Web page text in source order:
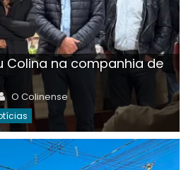
Colina na companhia de
Author
O Colinense